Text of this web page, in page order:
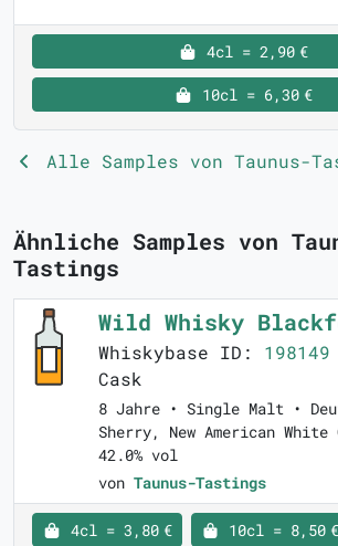
4cl = 2,90 €
10cl = 6,30 €
Alle Samples von Taunus-
Ähnliche Samples von
Tastings
Wild Whisky
Whiskybase ID: 198149
Cask
8 Jahre • Single Malt •
Sherry, New American
42.0% vol
von Taunus-Tastings
4cl = 3,80 € 10cl = 8,50 €